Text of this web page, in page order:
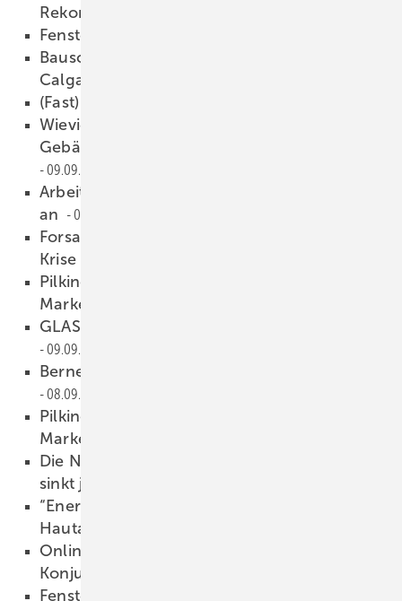
Rekorde“ endet
Fenster mit Perspektive
Bauschreiner Kornmayer: Silbermedaille in
Calgary
(Fast) Alles über Skonti
Wieviel bringen die CO2-
Gebäudesanierungsprogramme?
09.09.2009
Arbeitskosten/Stunde steigen um 5,2 Prozent
an
09.09.2009
Forsa hat im Auftrag von Roto ermittelt: Von
Krise (fast) keine Spur
Pilkington gibt alle Anteile am Flachglas
MarkenKreis ab
GLASWELT-Newsletter im September
09.09.2009
Berner: Trotz Krise gut behauptet
08.09.2009
Pilkington gibt alle Anteile am Flachglas
MarkenKreis ab
Die Nachfrage nach Belmadur wächst -
sinkt jetzt auch der Preis?
“Energieeffizienz — Made in Germany“ -
Hautau tritt Bundesinitiative bei
Online-Umfrage: Wirken die
Konjunkturpakete?
Fenster von morgen